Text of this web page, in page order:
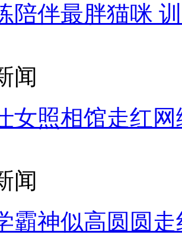
陪伴最胖猫咪
闻
女照相馆走红网
闻
霸神似高圆圆走